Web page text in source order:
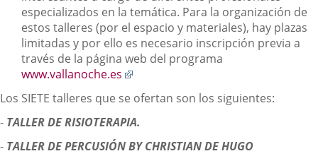
especializados en la temática. Para la organización de
estos talleres (por el espacio y materiales), hay plazas
limitadas y por ello es necesario inscripción previa a
través de la página web del programa
www.vallanoche.es
una
aplicación
Los SIETE talleres que se ofertan son los siguientes:
- TALLER DE RISIOTERAPIA.
- TALLER DE PERCUSIÓN BY CHRISTIAN DE HUGO